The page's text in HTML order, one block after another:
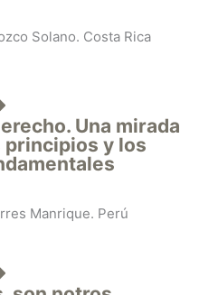
Solano. Costa Rica
Una mirada
y los
Manrique. Perú